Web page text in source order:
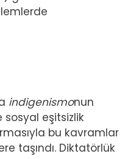
indigenismonun
sosyal eşitsizlik
bu kavramlar
taşındı. Diktatörlük